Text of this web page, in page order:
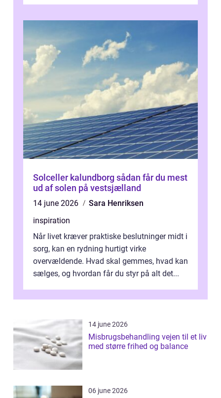
Solceller kalundborg sådan får du mest
ud af solen på vestsjælland
14 june 2026
Sara Henriksen
inspiration
Når livet kræver praktiske beslutninger midt i
sorg, kan en rydning hurtigt virke
overvældende. Hvad skal gemmes, hvad kan
sælges, og hvordan får du styr på alt det...
14 june 2026
Misbrugsbehandling vejen til et liv
med større frihed og balance
06 june 2026